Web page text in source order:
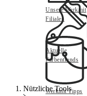
Unsere Werkmit
Filialen
Aktuelle
Farbentrends
Werkmit Tipps
Nützliche Tools